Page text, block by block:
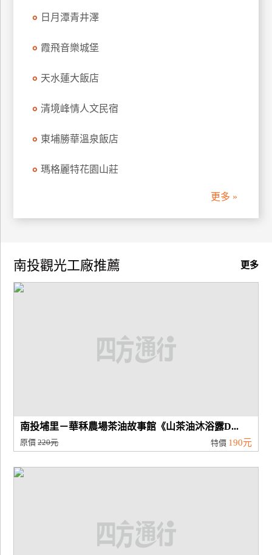
日月潭青井澤
霞飛音樂城堡
天水蓮大飯店
清境峰情人文民宿
東埔勝華溫泉飯店
瑪格麗特花園山莊
更多 »
更多
南投觀光工廠推薦
南投埔里－華秝農場茶油故事館《山茶油沐浴露D...
原價220元 特價 190元